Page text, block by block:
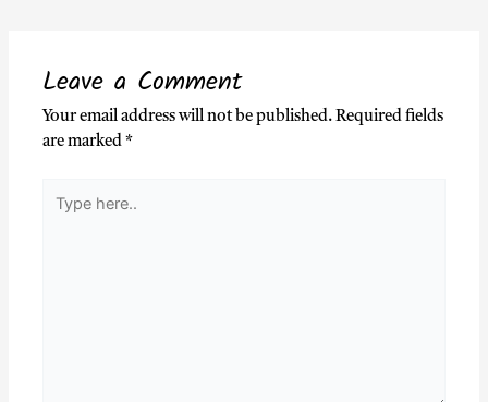
o
k
r
p
p
Leave a Comment
Your email address will not be published. Required fields
are marked*